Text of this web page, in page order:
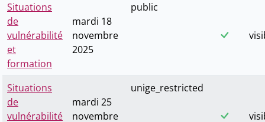
Situations
de
vulnérabilité
et
formation
mardi 18
novembre
2025
public
Situations
de
vulnérabilité
mardi 25
novembre
unige_restricted